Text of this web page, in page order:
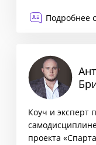
Подробнее
Коуч и эксперт
проекта